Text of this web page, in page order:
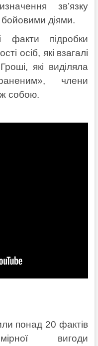
зв’язку
діями.
факти підробки
осіб, які взагалі
які виділяла
члени
собою.
понад 20 фактів
вигоди